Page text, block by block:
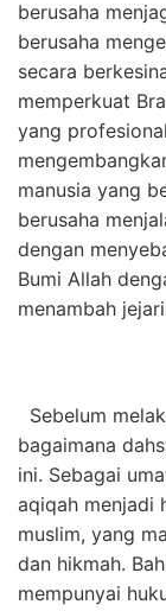
berusaha
berusaha
secara
memperkuat
yang
manusia yang
berusaha
dengan
Bumi Allah
menambah
Sebelum
bagaimana
ini. Sebagai
aqiqah menjadi
muslim, yang
dan hikmah.
mempunyai